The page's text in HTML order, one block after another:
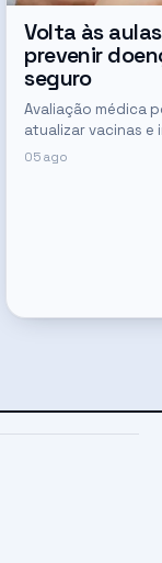
Volta às
prevenir
seguro
Avaliação médica
atualizar vacinas e
05 ago